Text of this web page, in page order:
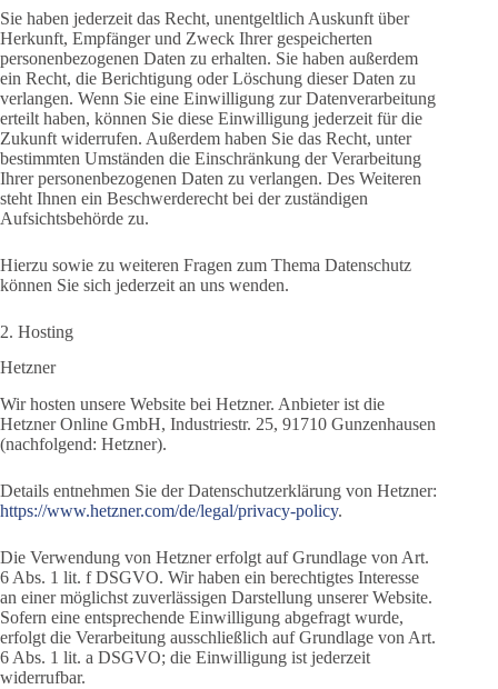
Sie haben jederzeit das Recht, unentgeltlich Auskunft über
Herkunft, Empfänger und Zweck Ihrer gespeicherten
personenbezogenen Daten zu erhalten. Sie haben außerdem
ein Recht, die Berichtigung oder Löschung dieser Daten zu
verlangen. Wenn Sie eine Einwilligung zur Datenverarbeitung
erteilt haben, können Sie diese Einwilligung jederzeit für die
Zukunft widerrufen. Außerdem haben Sie das Recht, unter
bestimmten Umständen die Einschränkung der Verarbeitung
Ihrer personenbezogenen Daten zu verlangen. Des Weiteren
steht Ihnen ein Beschwerderecht bei der zuständigen
Aufsichtsbehörde zu.
Hierzu sowie zu weiteren Fragen zum Thema Datenschutz
können Sie sich jederzeit an uns wenden.
2. Hosting
Hetzner
Wir hosten unsere Website bei Hetzner. Anbieter ist die
Hetzner Online GmbH, Industriestr. 25, 91710 Gunzenhausen
(nachfolgend: Hetzner).
Details entnehmen Sie der Datenschutzerklärung von Hetzner:
https://www.hetzner.com/de/legal/privacy-policy.
Die Verwendung von Hetzner erfolgt auf Grundlage von Art.
6 Abs. 1 lit. f DSGVO. Wir haben ein berechtigtes Interesse
an einer möglichst zuverlässigen Darstellung unserer Website.
Sofern eine entsprechende Einwilligung abgefragt wurde,
erfolgt die Verarbeitung ausschließlich auf Grundlage von Art.
6 Abs. 1 lit. a DSGVO; die Einwilligung ist jederzeit
widerrufbar.